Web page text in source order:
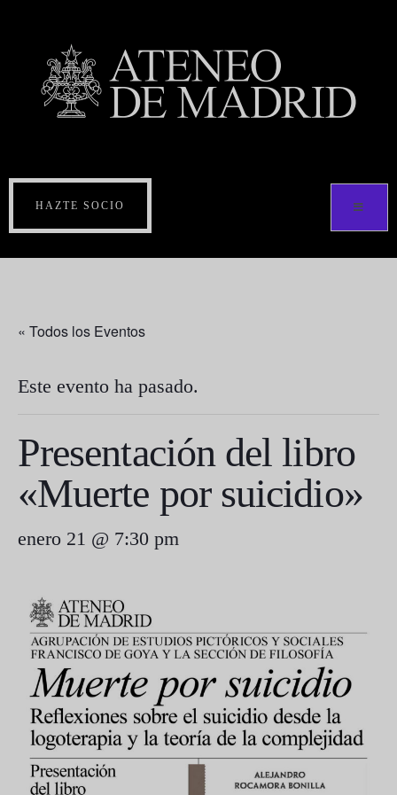
HAZTE SOCIO
« Todos los Eventos
Este evento ha pasado.
Presentación del libro
«Muerte por suicidio»
enero 21 @ 7:30 pm